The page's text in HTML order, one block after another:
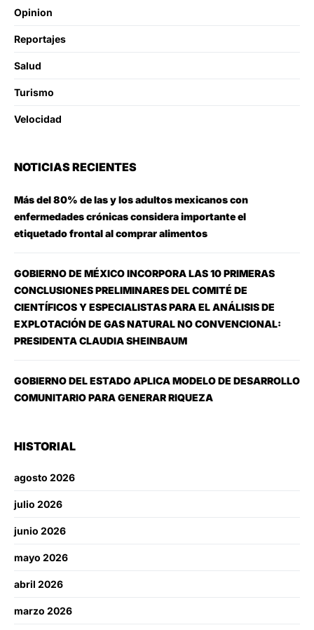
Opinion
Reportajes
Salud
Turismo
Velocidad
NOTICIAS RECIENTES
Más del 80% de las y los adultos mexicanos con
enfermedades crónicas considera importante el
etiquetado frontal al comprar alimentos
GOBIERNO DE MÉXICO INCORPORA LAS 10 PRIMERAS
CONCLUSIONES PRELIMINARES DEL COMITÉ DE
CIENTÍFICOS Y ESPECIALISTAS PARA EL ANÁLISIS DE
EXPLOTACIÓN DE GAS NATURAL NO CONVENCIONAL:
PRESIDENTA CLAUDIA SHEINBAUM
GOBIERNO DEL ESTADO APLICA MODELO DE DESARROLLO
COMUNITARIO PARA GENERAR RIQUEZA
HISTORIAL
agosto 2026
julio 2026
junio 2026
mayo 2026
abril 2026
marzo 2026